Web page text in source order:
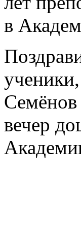
в
вечер